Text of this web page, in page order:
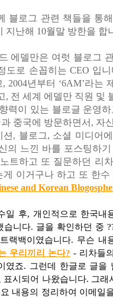
블로그 관련 책들을 통
지난해 10월말 방한을 합
에델만은 여럿 블로그
도로 손꼽히는 CEO 입
2004년부터 ‘6AM’라는
, 전 세계 에델만 직원 및
력이 있는 블로글 운영
중국에 방문하면서, 자
, 블로그, 소셜 미디어
의 느낀 바를 포스팅하
트하고 또 질문하던 리
이거구나 하고 또 한
and Korean
일 후, 개인적으로 한국내
니다. 글을 확인하던 중
랙백이였습니다. 무슨 내
우리끼리 논다? - 리차들
였죠. 그런데 한글로 글을
표시되어 나왔습니다. 그래
내용의 정리하여 이메일